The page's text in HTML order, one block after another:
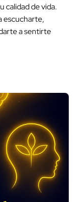
calidad de vida.
escucharte,
a sentirte